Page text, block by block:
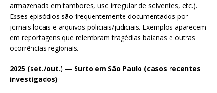
armazenada em tambores, uso irregular de solventes, etc.).
Esses episódios são frequentemente documentados por
jornais locais e arquivos policiais/judiciais. Exemplos aparecem
em reportagens que relembram tragédias baianas e outras
ocorrências regionais.
2025 (set./out.) — Surto em São Paulo (casos recentes
investigados)